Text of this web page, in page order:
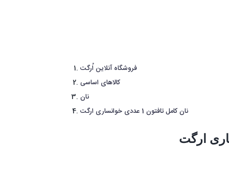
فروشگاه آنلاین اُرگت
کالاهای اساسی
نان
نان کامل تافتون 1 عددی خوانساری ارگت